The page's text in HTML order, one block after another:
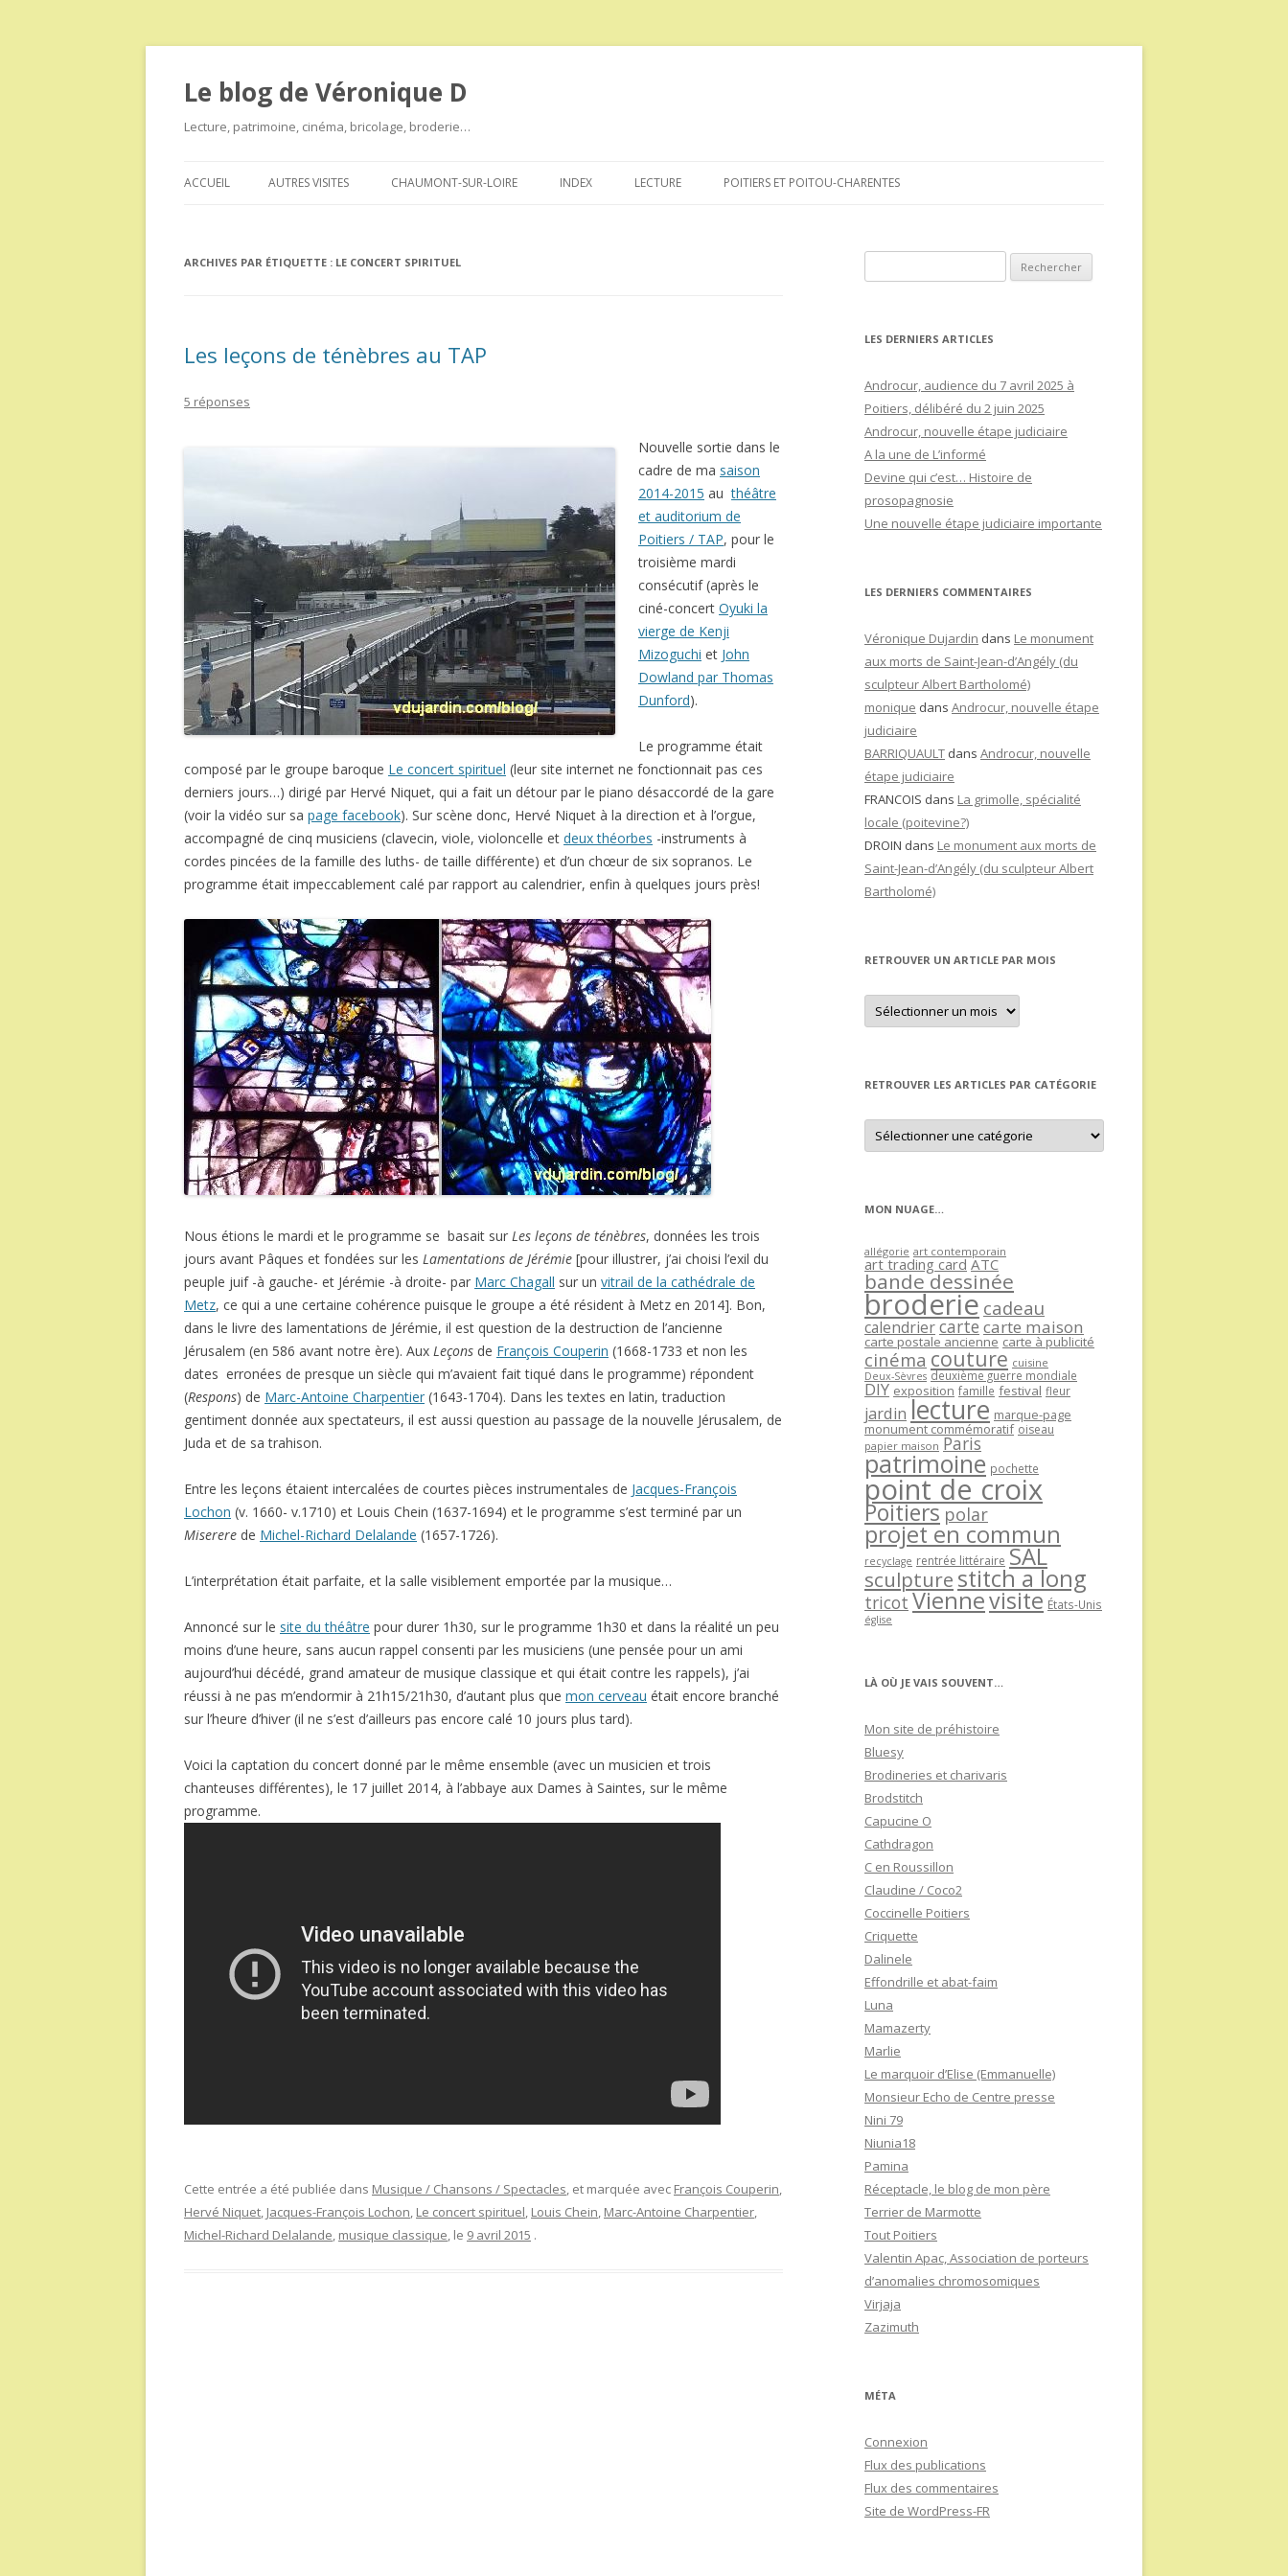
Le blog de Véronique D
Lecture, patrimoine, cinéma, bricolage, broderie…
au
ACCUEIL AUTRES VISITES CHAUMONT-SUR-LOIRE INDEX LECTURE POITIERS ET POITOU-CHARENTES
ARCHIVES PAR ÉTIQUETTE : LE CONCERT SPIRITUEL
Les leçons de ténèbres au TAP
5 réponses
Nouvelle sortie dans le
cadre de ma saison
2014-2015 authéâtre
et auditorium de
Poitiers / TAP, pour le
troisième mardi
consécutif (après le
ciné-concert Oyuki la
vierge de Kenji
Mizoguchi et John
Dowland par Thomas
Dunford).
Le programme était
composé par le groupe baroque Le concert spirituel (leur site internet ne fonctionnait pas ces
derniers jours…) dirigé par Hervé Niquet, qui a fait un détour par le piano désaccordé de la gare
(voir la vidéo sur sa page facebook). Sur scène donc, Hervé Niquet à la direction et à l’orgue,
accompagné de cinq musiciens (clavecin, viole, violoncelle et deux théorbes -instruments à
cordes pincées de la famille des luths- de taille différente) et d’un chœur de six sopranos. Le
programme était impeccablement calé par rapport au calendrier, enfin à quelques jours près!
Nous étions le mardi et le programme se basait sur Les leçons de ténèbres, données les trois
jours avant Pâques et fondées sur les Lamentations de Jérémie [pour illustrer, j’ai choisi l’exil du
peuple juif -à gauche- et Jérémie -à droite- par Marc Chagall sur un vitrail de la cathédrale de
Metz, ce qui a une certaine cohérence puisque le groupe a été résident à Metz en 2014]. Bon,
dans le livre des lamentations de Jérémie, il est question de la destruction de l’ancienne
Jérusalem (en 586 avant notre ère). Aux Leçons de François Couperin (1668-1733 et non les
dates erronées de presque un siècle qui m’avaient fait tiqué dans le programme) répondent
(Respons) de Marc-Antoine Charpentier (1643-1704). Dans les textes en latin, traduction
gentiment donnée aux spectateurs, il est aussi question au passage de la nouvelle Jérusalem, de
Juda et de sa trahison.
Entre les leçons étaient intercalées de courtes pièces instrumentales de Jacques-François
Lochon (v. 1660- v.1710) et Louis Chein (1637-1694) et le programme s’est terminé par un
Miserere de Michel-Richard Delalande (1657-1726).
L’interprétation était parfaite, et la salle visiblement emportée par la musique…
Annoncé sur le site du théâtre pour durer 1h30, sur le programme 1h30 et dans la réalité un peu
moins d’une heure, sans aucun rappel consenti par les musiciens (une pensée pour un ami
aujourd’hui décédé, grand amateur de musique classique et qui était contre les rappels), j’ai
réussi à ne pas m’endormir à 21h15/21h30, d’autant plus que mon cerveau était encore branché
sur l’heure d’hiver (il ne s’est d’ailleurs pas encore calé 10 jours plus tard).
Voici la captation du concert donné par le même ensemble (avec un musicien et trois
chanteuses différentes), le 17 juillet 2014, à l’abbaye aux Dames à Saintes, sur le même
programme.
Cette entrée a été publiée dans Musique / Chansons / Spectacles, et marquée avec François Couperin,
Hervé Niquet, Jacques-François Lochon, Le concert spirituel, Louis Chein, Marc-Antoine Charpentier,
Michel-Richard Delalande, musique classique, le 9 avril 2015 .
LES DERNIERS ARTICLES
Androcur, audience du 7 avril 2025 à
Poitiers, délibéré du 2 juin 2025
Androcur, nouvelle étape judiciaire
A la une de L’informé
Devine qui c’est… Histoire de
prosopagnosie
Une nouvelle étape judiciaire importante
LES DERNIERS COMMENTAIRES
Véronique Dujardin dans Le monument
aux morts de Saint-Jean-d’Angély (du
sculpteur Albert Bartholomé)
monique dans Androcur, nouvelle étape
judiciaire
BARRIQUAULT dans Androcur, nouvelle
étape judiciaire
FRANCOIS dans La grimolle, spécialité
locale (poitevine?)
DROIN dans Le monument aux morts de
Saint-Jean-d’Angély (du sculpteur Albert
Bartholomé)
RETROUVER UN ARTICLE PAR MOIS
Retrouver
un
article
RETROUVER LES ARTICLES PAR CATÉGORIE
Retrouver
les
articles
MON NUAGE…
allégorie art contemporain
art trading card ATC
bande dessinée
broderie cadeau
calendriercartecarte maison
carte postale ancienne carte à publicité
cinéma couture cuisine
Deux-Sèvres deuxième guerre mondiale
DIY exposition famille festival fleur
jardin lecture marque-page
monument commémoratif oiseau
papier maison Paris
patrimoine pochette
point de croix
Poitiers polar
projet en commun
recyclage rentrée littéraire SAL
sculpture stitch a long
tricot Viennevisite États-Unis
église
LÀ OÙ JE VAIS SOUVENT…
Mon site de préhistoire
Bluesy
Brodineries et charivaris
Brodstitch
Capucine O
Cathdragon
C en Roussillon
Claudine / Coco2
Coccinelle Poitiers
Criquette
Dalinele
Effondrille et abat-faim
Luna
Mamazerty
Marlie
Le marquoir d’Elise (Emmanuelle)
Monsieur Echo de Centre presse
Nini 79
Niunia18
Pamina
Réceptacle, le blog de mon père
Terrier de Marmotte
Tout Poitiers
Valentin Apac, Association de porteurs
d’anomalies chromosomiques
Virjaja
Zazimuth
MÉTA
Connexion
Flux des publications
Flux des commentaires
Site de WordPress-FR